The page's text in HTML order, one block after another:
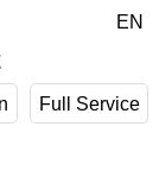
Full Service
DE
EN